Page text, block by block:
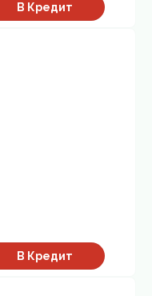
В Кредит
В Кредит